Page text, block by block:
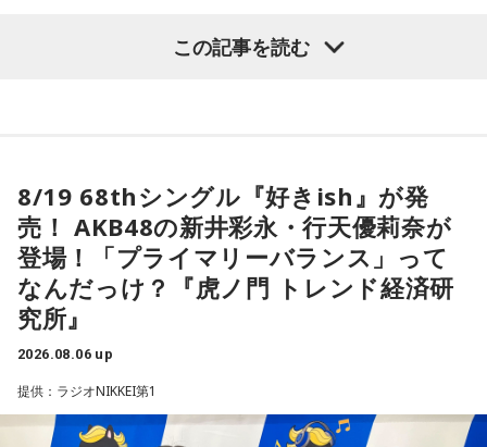
作に込めた思いなどを、メンバー自身が解説。アルバムをよ
り深く楽しめる貴重な機会に触れることができます。
◆タワーレコードで応募抽選キャンペーン＆インストアイベ
ント開催
ニューアルバム『SO-DAYONE !』の発売を記念し、タワーレ
コードでは応募抽選キャンペーンと購入者特典企画を実施し
ます。また、2026年10月17日（土）には、タワーレコード
新宿店にて発売記念インストアイベントの開催も決定。櫻井
哲夫、神保 彰、向谷 実の3人がアルバムに込めた思いなどを
語る、ここでしか聞けない貴重なトークに加え、かつしかト
ストを追いかけながらライブハウスを巡る楽しみも、
【イベント詳細】
Maxell presents FM802 MINAMI WHEEL 2026
●開催日時：2026年10月10日（土）・10月11日（日）・10
月12日（月・祝）
●出演アーティスト：
10/10(土) 出演
AARON / IRIS MONDO / 赤いくらげ / Aki / あたらよ / 雨烏 /
荒巻勇仁 / アンと私 / anewhite / EVE OF THE LAIN / いろか
にほへと / weak.butterfly / EMNW / 大宮陽和 / OKYO / 奥崎
として、10月10日（土）、11日（日）、12日（月・祝）の3
みの257組を加えた総勢377組の出演日も発表しました。
また3DAYS PASS／1DAY PASSのオフィシャル三次先行も受付
中！いち早くチケットをゲットしてください！
Maxell presents FM802 MINAMI WHEEL 2026は、FM802
が主催するライブハウス回遊型ショーケースイベントです。
この記事を読む
8/19 68thシングル『好きish』が発
売！ AKB48の新井彩永・行天優莉奈が
登場！「プライマリーバランス」って
なんだっけ？『虎ノ門 トレンド経済研
究所』
2026.08.06 up
提供：ラジオNIKKEI第1